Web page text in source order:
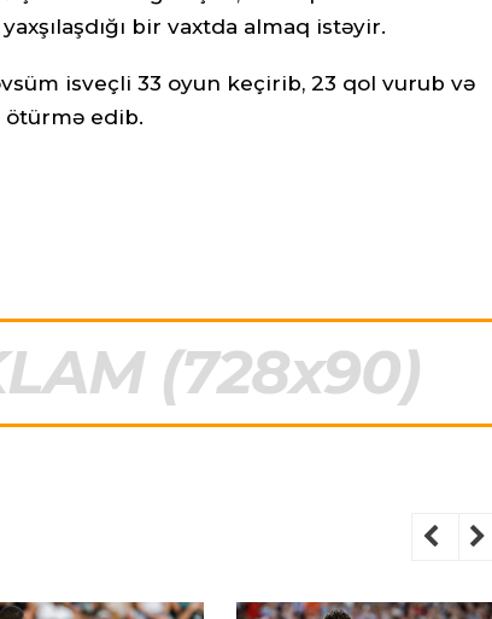
bir vaxtda almaq istəyir.
isveçli 33 oyun keçirib, 23 qol vurub və
ötürmə edib.